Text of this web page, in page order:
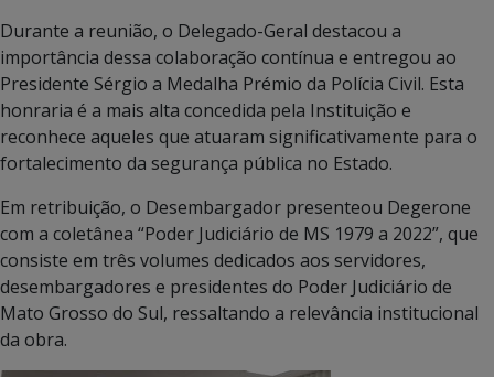
Durante a reunião, o Delegado-Geral destacou a
importância dessa colaboração contínua e entregou ao
Presidente Sérgio a Medalha Prémio da Polícia Civil. Esta
honraria é a mais alta concedida pela Instituição e
reconhece aqueles que atuaram significativamente para o
fortalecimento da segurança pública no Estado.
Em retribuição, o Desembargador presenteou Degerone
com a coletânea “Poder Judiciário de MS 1979 a 2022”, que
consiste em três volumes dedicados aos servidores,
desembargadores e presidentes do Poder Judiciário de
Mato Grosso do Sul, ressaltando a relevância institucional
da obra.